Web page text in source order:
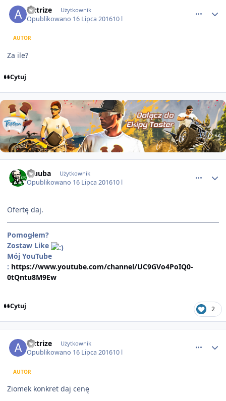
Autrize Użytkownik
Opublikowano 16 Lipca 201610 l
AUTOR
Za ile?
Cytuj
Kluuba Użytkownik
Opublikowano 16 Lipca 201610 l
Ofertę daj.
Pomogłem?
Zostaw Like
Mój YouTube
: https://www.youtube.com/channel/UC9GVo4PoIQ0-
0tQntu8M9Ew
Cytuj 2
Autrize Użytkownik
Opublikowano 16 Lipca 201610 l
AUTOR
Ziomek konkret daj cenę